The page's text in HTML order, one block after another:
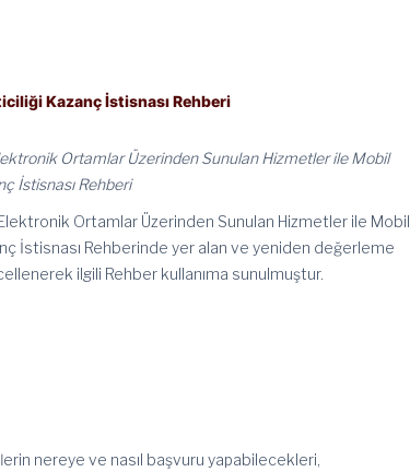
Kazanç İstisnası Rehberi
Ortamlar Üzerinden Sunulan Hizmetler ile Mobil
İstisnası Rehberi
Ortamlar Üzerinden Sunulan Hizmetler ile Mobil
İstisnası Rehberinde yer alan ve yeniden değerleme
ilgili Rehber kullanıma sunulmuştur.
nereye ve nasıl başvuru yapabilecekleri,